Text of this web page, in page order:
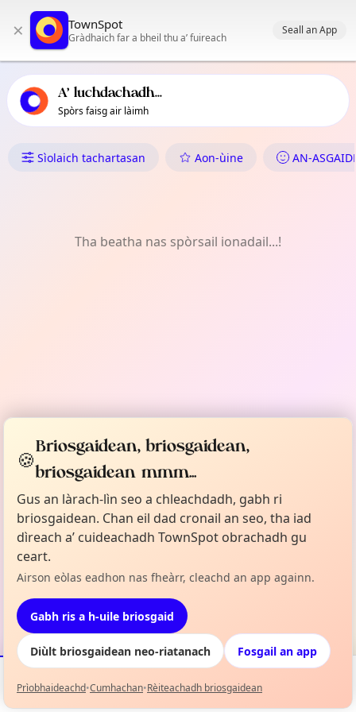
stiùireadh TownSpot
tachartasan ionadail TownSpot
× TownSpot
Gràdhaich far a bheil thu a’ fuireach
Seall an App
A’ luchdachadh...
Spòrs faisg air làimh
Dè tha Dol ann an Sirawan
Sìolaich tachartasan Aon-ùine AN-
Tha beatha nas spòrsail ionadail...!
Tachartasan Mapa Mo Liosta
🍪Briosgaidean, briosgaidean,
briosgaidean mmm...
Gus an làrach-lìn seo a chleachdadh, gabh ri
briosgaidean. Chan eil dad cronail an seo, tha iad
dìreach a’ cuideachadh TownSpot obrachadh gu
ceart.
Airson eòlas eadhon nas fheàrr, cleachd an app againn.
Gabh ris a h-uile briosgaid
Diùlt briosgaidean neo-riatanach Fosgail an app
Prìobhaideachd•Cumhachan•Rèiteachadh briosgaidean